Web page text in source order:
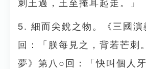
刺王過，王至掩耳起走。」
5. 細而尖銳之物。《三國演
回：「朕每見之，背若芒刺
夢》第八○回：「快叫個人